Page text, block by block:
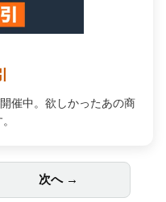
催中。欲しかったあの商
次へ →